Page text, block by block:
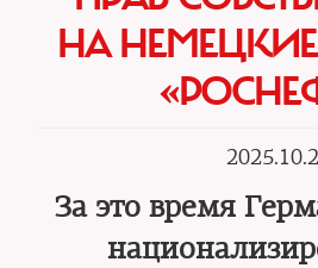
НА
За это время